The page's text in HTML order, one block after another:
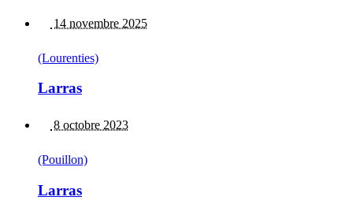
14 novembre 2025
(Lourenties)
Larras
8 octobre 2023
(Pouillon)
Larras